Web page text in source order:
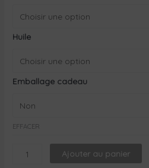
Huile
Emballage cadeau
EFFACER
Ajouter au panier